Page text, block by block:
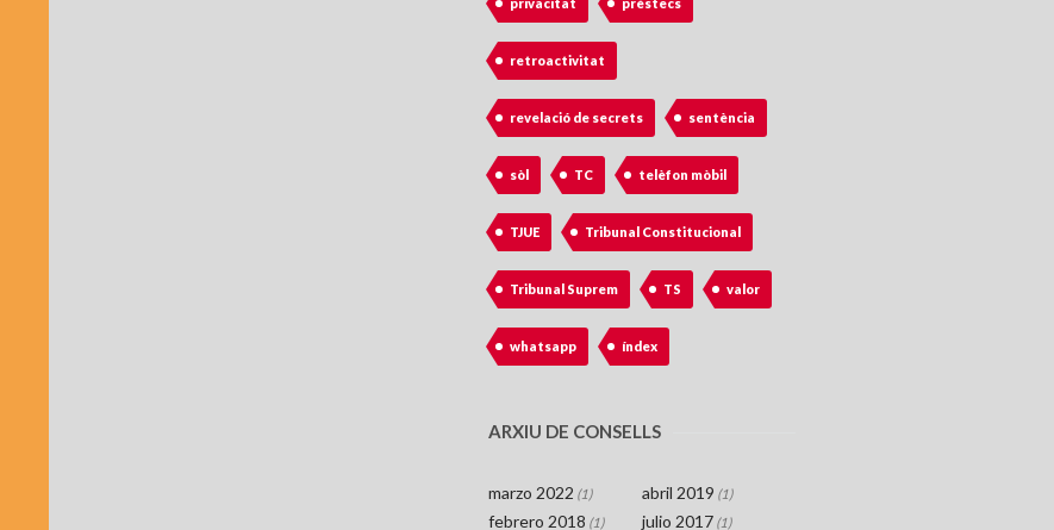
retroactivitat
revelació de secrets sentència
sòl TC telèfon mòbil
TJUE Tribunal Constitucional
Tribunal Suprem TS valor
whatsapp índex
ARXIU DE CONSELLS
marzo 2022 (1) abril 2019 (1)
febrero 2018 (1) julio 2017 (1)